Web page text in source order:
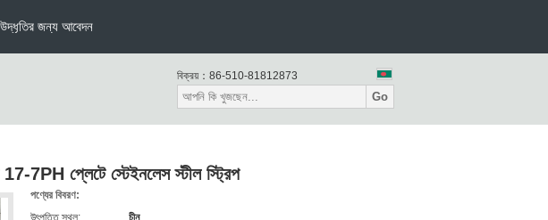
উদ্ধৃতির জন্য আবেদন
বিক্রয়： 86-510-81812873
Go
প্লেটে স্টেইনলেস স্টীল স্ট্রিপ
পণ্যের বিবরণ:
উৎপত্তি স্থল:
চীন